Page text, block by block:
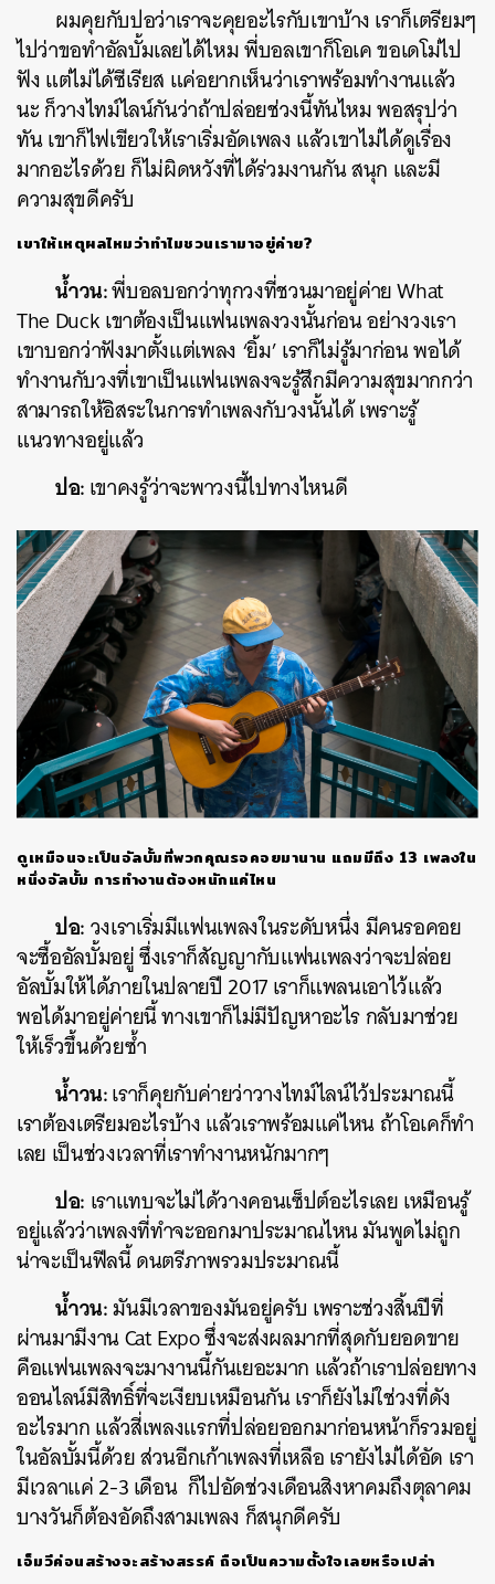
ผมคุยกับปอว่าเราจะคุยอะไรกับเขาบ้าง เราก็เตรียมๆ
ไปว่าขอทำอัลบั้มเลยได้ไหม พี่บอลเขาก็โอเค ขอเดโม่ไป
ฟัง แต่ไม่ได้ซีเรียส แค่อยากเห็นว่าเราพร้อมทำงานแล้ว
นะ ก็วางไทม์ไลน์กันว่าถ้าปล่อยช่วงนี้ทันไหม พอสรุปว่า
ทัน เขาก็ไฟเขียวให้เราเริ่มอัดเพลง แล้วเขาไม่ได้ดูเรื่อง
มากอะไรด้วย ก็ไม่ผิดหวังที่ได้ร่วมงานกัน สนุก และมี
ความสุขดีครับ
เขาให้เหตุผลไหมว่าทำไมชวนเรามาอยู่ค่าย?
น้ำวน:พี่บอลบอกว่าทุกวงที่ชวนมาอยู่ค่าย What
The Duck เขาต้องเป็นแฟนเพลงวงนั้นก่อน อย่างวงเรา
เขาบอกว่าฟังมาตั้งแต่เพลง ‘ยิ้ม’ เราก็ไม่รู้มาก่อน พอได้
ทำงานกับวงที่เขาเป็นแฟนเพลงจะรู้สึกมีความสุขมากกว่า
สามารถให้อิสระในการทำเพลงกับวงนั้นได้ เพราะรู้
แนวทางอยู่แล้ว
ปอ:เขาคงรู้ว่าจะพาวงนี้ไปทางไหนดี
ดูเหมือนจะเป็นอัลบั้มที่พวกคุณรอคอยมานาน แถมมีถึง 13 เพลงใน
หนึ่งอัลบั้ม การทำงานต้องหนักแค่ไหน
ปอ:วงเราเริ่มมีแฟนเพลงในระดับหนึ่ง มีคนรอคอย
จะซื้ออัลบั้มอยู่ ซึ่งเราก็สัญญากับแฟนเพลงว่าจะปล่อย
อัลบั้มให้ได้ภายในปลายปี 2017 เราก็แพลนเอาไว้แล้ว
พอได้มาอยู่ค่ายนี้ ทางเขาก็ไม่มีปัญหาอะไร กลับมาช่วย
ให้เร็วขึ้นด้วยซ้ำ
น้ำวน:เราก็คุยกับค่ายว่าวางไทม์ไลน์ไว้ประมาณนี้
เราต้องเตรียมอะไรบ้าง แล้วเราพร้อมแค่ไหน ถ้าโอเคก็ทำ
เลย เป็นช่วงเวลาที่เราทำงานหนักมากๆ
ปอ: เราแทบจะไม่ได้วางคอนเซ็ปต์อะไรเลย เหมือนรู้
อยู่แล้วว่าเพลงที่ทำจะออกมาประมาณไหน มันพูดไม่ถูก
น่าจะเป็นฟีลนี้ ดนตรีภาพรวมประมาณนี้
น้ำวน:มันมีเวลาของมันอยู่ครับ เพราะช่วงสิ้นปีที่
ผ่านมามีงาน Cat Expo ซึ่งจะส่งผลมากที่สุดกับยอดขาย
คือแฟนเพลงจะมางานนี้กันเยอะมาก แล้วถ้าเราปล่อยทาง
ออนไลน์มีสิทธิ์ที่จะเงียบเหมือนกัน เราก็ยังไม่ใช่วงที่ดัง
อะไรมาก แล้วสี่เพลงแรกที่ปล่อยออกมาก่อนหน้าก็รวมอยู่
ในอัลบั้มนี้ด้วย ส่วนอีกเก้าเพลงที่เหลือ เรายังไม่ได้อัด เรา
มีเวลาแค่ 2-3 เดือน ก็ไปอัดช่วงเดือนสิงหาคมถึงตุลาคม
บางวันก็ต้องอัดถึงสามเพลง ก็สนุกดีครับ
เอ็มวีค่อนสร้างจะสร้างสรรค์ ถือเป็นความตั้งใจเลยหรือเปล่า